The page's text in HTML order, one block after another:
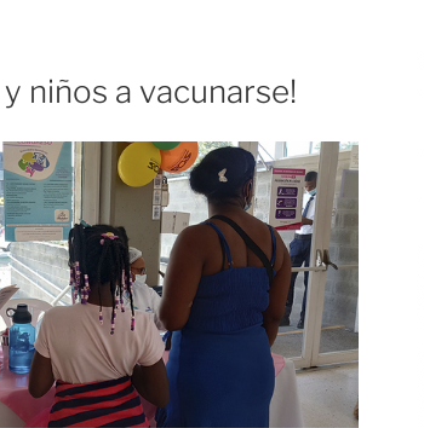
niños a vacunarse!